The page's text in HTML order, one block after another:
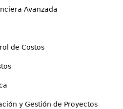
Avanzada
de Costos
y Gestión de Proyectos